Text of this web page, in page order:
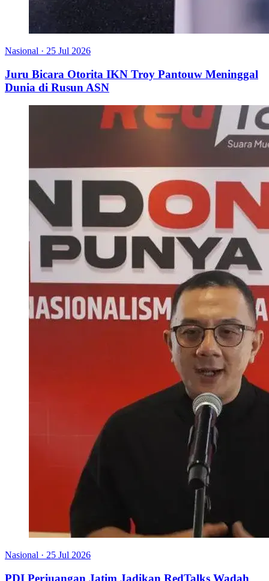
Nasional · 25 Jul 2026
Juru Bicara Otorita IKN Troy Pantouw Meninggal
Dunia di Rusun ASN
Nasional · 25 Jul 2026
PDI Perjuangan Jatim Jadikan RedTalks Wadah